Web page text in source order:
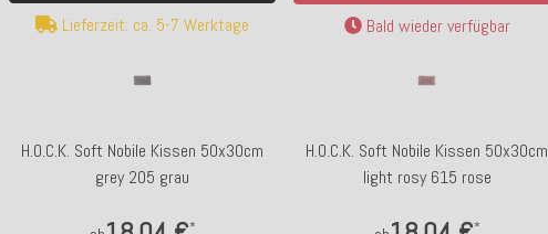
Lieferzeit: ca. 5-7 Werktage
Bald wieder verfügbar
H.O.C.K. Soft Nobile Kissen 50x30cm
grey 205 grau
*
H.O.C.K. Soft Nobile Kissen 50x30cm
light rosy 615 rose
*